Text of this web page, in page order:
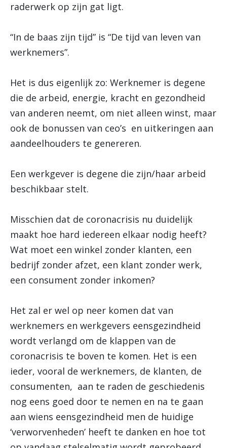
raderwerk op zijn gat ligt.
“In de baas zijn tijd” is “De tijd van leven van
werknemers”.
Het is dus eigenlijk zo: Werknemer is degene
die de arbeid, energie, kracht en gezondheid
van anderen neemt, om niet alleen winst, maar
ook de bonussen van ceo’s en uitkeringen aan
aandeelhouders te genereren.
Een werkgever is degene die zijn/haar arbeid
beschikbaar stelt.
Misschien dat de coronacrisis nu duidelijk
maakt hoe hard iedereen elkaar nodig heeft?
Wat moet een winkel zonder klanten, een
bedrijf zonder afzet, een klant zonder werk,
een consument zonder inkomen?
Het zal er wel op neer komen dat van
werknemers en werkgevers eensgezindheid
wordt verlangd om de klappen van de
coronacrisis te boven te komen. Het is een
ieder, vooral de werknemers, de klanten, de
consumenten, aan te raden de geschiedenis
nog eens goed door te nemen en na te gaan
aan wiens eensgezindheid men de huidige
‘verworvenheden’ heeft te danken en hoe tot